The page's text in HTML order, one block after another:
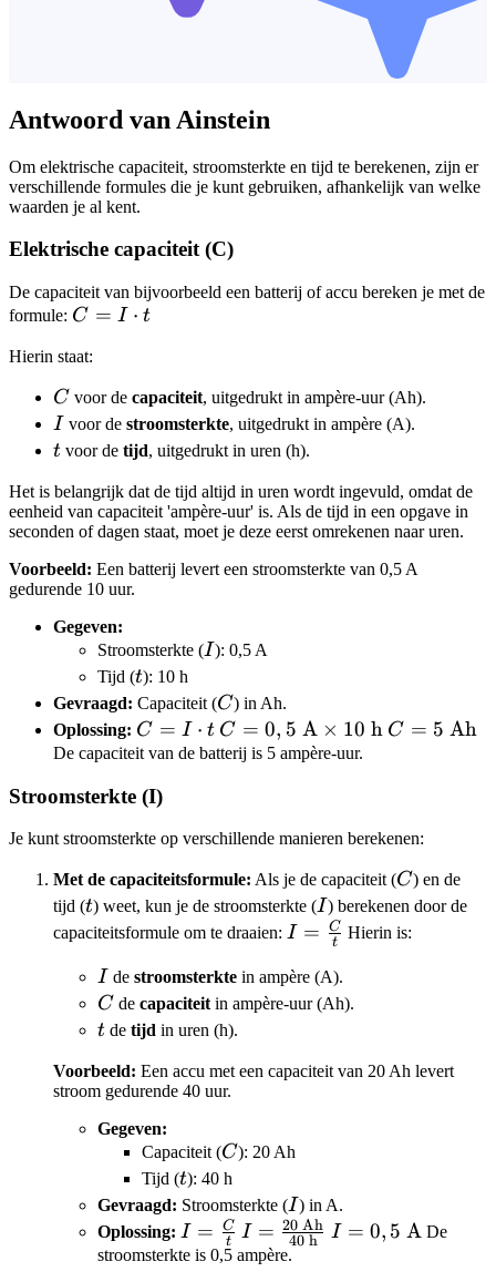
Antwoord van Ainstein
Om elektrische capaciteit, stroomsterkte en tijd te berekenen, zijn er
verschillende formules die je kunt gebruiken, afhankelijk van welke
waarden je al kent.
Elektrische capaciteit (C)
De capaciteit van bijvoorbeeld een batterij of accu bereken je met de
formule: C = I
t
C = I ⋅ t
Hierin staat:
C
C voor decapaciteit, uitgedrukt in ampère-uur (Ah).
I
I voor de stroomsterkte, uitgedrukt in ampère (A).
t
t voor de tijd, uitgedrukt in uren (h).
Het is belangrijk dat de tijd altijd in uren wordt ingevuld, omdat de
eenheid van capaciteit 'ampère-uur' is. Als de tijd in een opgave in
seconden of dagen staat, moet je deze eerst omrekenen naar uren.
Voorbeeld: Een batterij levert een stroomsterkte van 0,5 A
gedurende 10 uur.
Gegeven:
Stroomsterkte (I
I): 0,5 A
Tijd (t
t): 10 h
Gevraagd: Capaciteit (C
C) in Ah.
Oplossing: C = I
\cdot
C = I ⋅ t C =
0,5
\times
\text{
h}
C = 0, 5 A × 10 h C = 5
C = 5 Ah
De capaciteit van de batterij is 5 ampère-uur.
Stroomsterkte (I)
Je kunt stroomsterkte op verschillende manieren berekenen:
Met de capaciteitsformule: Als je de capaciteit (C
C) en de
tijd (t
t) weet, kun je de stroomsterkte (I
I) berekenen door de
capaciteitsformule om te draaien: I =
{t}
I = t
C Hierin is:
I
I de stroomsterktein ampère (A).
C
C decapaciteit in ampère-uur (Ah).
t
t de tijd in uren (h).
Voorbeeld: Een accu met een capaciteit van 20 Ah levert
stroom gedurende 40 uur.
Gegeven:
Capaciteit (C
C): 20 Ah
Tijd (t
t): 40 h
Gevraagd: Stroomsterkte (I
I) in A.
Oplossing: I =
\frac{C}
I = t
C I =
\frac{20
I = 40h
20 Ah I =
I = 0, 5 A De
stroomsterkte is 0,5 ampère.